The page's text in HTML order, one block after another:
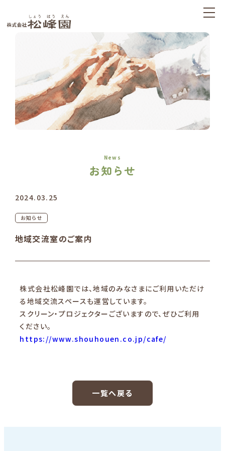
News
お知らせ
2024.03.25
お知らせ
地域交流室のご案内
株式会社松峰園では、地域のみなさまにご利用いただけ
る地域交流スペースも運営しています。​
スクリーン・プロジェクターございますので、ぜひご利用
ください。
https://www.shouhouen.co.jp/cafe/
一覧へ戻る